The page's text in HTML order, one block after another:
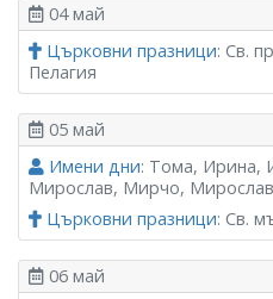
04 май
Църковни празници: Св.
Пелагия
05 май
Имени дни: Тома, Ирина,
Мирослав, Мирчо,
Църковни празници: Св.
06 май